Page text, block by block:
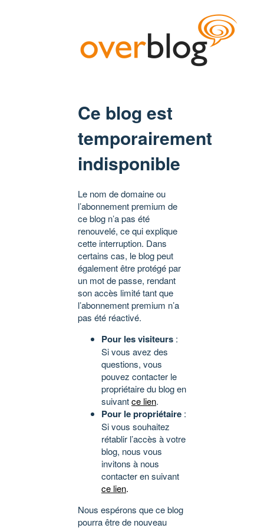
Ce blog est
temporairement
indisponible
Le nom de domaine ou
l’abonnement premium de
ce blog n’a pas été
renouvelé, ce qui explique
cette interruption. Dans
certains cas, le blog peut
également être protégé par
un mot de passe, rendant
son accès limité tant que
l’abonnement premium n’a
pas été réactivé.
Pour les visiteurs :
Si vous avez des
questions, vous
pouvez contacter le
propriétaire du blog en
suivantce lien.
Pour le propriétaire :
Si vous souhaitez
rétablir l’accès à votre
blog, nous vous
invitons à nous
contacter en suivant
ce lien.
Nous espérons que ce blog
pourra être de nouveau